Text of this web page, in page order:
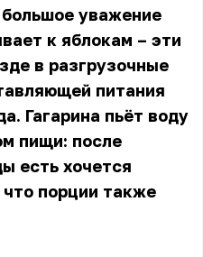
уважение
к яблокам – эти
в разгрузочные
питания
Гагарина пьёт воду
пищи: после
есть хочется
порции также